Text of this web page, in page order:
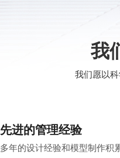
我
我们愿以
先进的管理经验
多年的设计经验和模型制作积